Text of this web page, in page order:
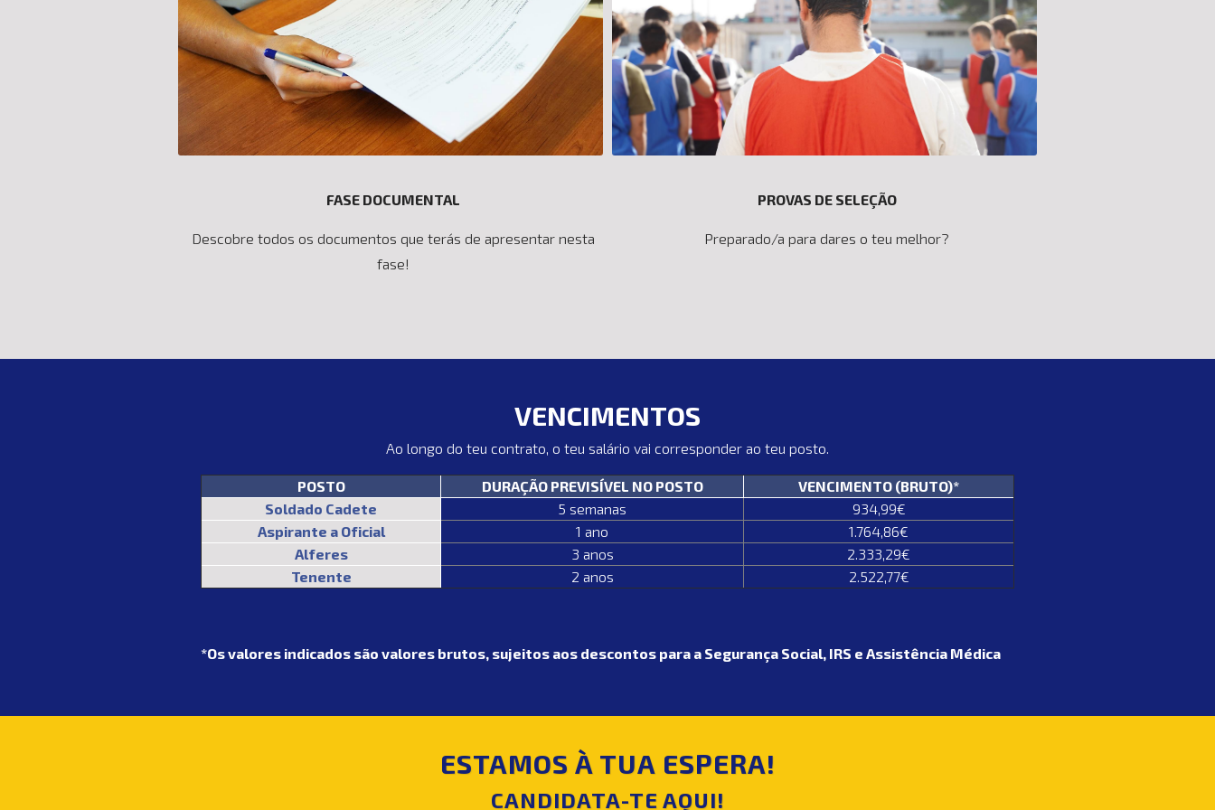
FASE DOCUMENTAL
Descobre todos os documentos que terás de apresentar nesta
fase!
PROVAS DE SELEÇÃO
Preparado/a para dares o teu melhor?
VENCIMENTOS
Ao longo do teu contrato, o teu salário vai corresponder ao teu posto.
POSTO DURAÇÃO PREVISÍVEL NO POSTO VENCIMENTO (BRUTO)*
Soldado Cadete
5 semanas
934,99€
Aspirante a Oficial
1 ano
1.764,86€
Alferes
3 anos
2.333,29€
Tenente
2 anos 2.522,77€
*Os valores indicados são valores brutos, sujeitos aos descontos para a Segurança Social, IRS e Assistência Médica
ESTAMOS À TUA ESPERA!
CANDIDATA-TE AQUI!